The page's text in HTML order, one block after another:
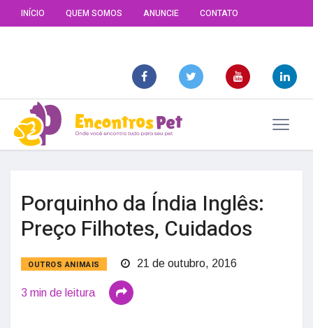
INÍCIO QUEM SOMOS ANUNCIE CONTATO
Porquinho da Índia Inglês:
Preço Filhotes, Cuidados
OUTROS ANIMAIS 21 de outubro, 2016
3 min de leitura